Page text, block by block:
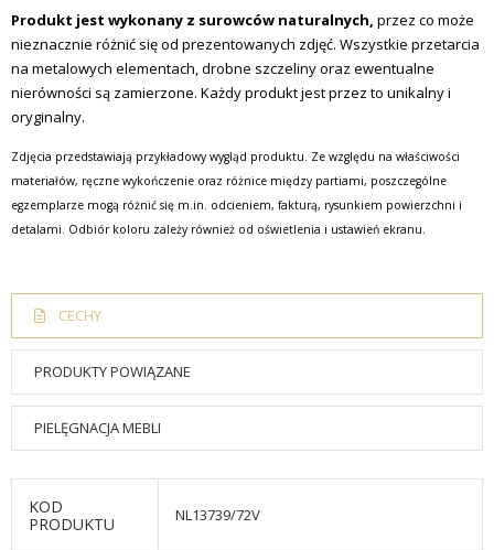
Produkt jest wykonany z surowców naturalnych, przez co może
nieznacznie różnić się od prezentowanych zdjęć. Wszystkie przetarcia
na metalowych elementach, drobne szczeliny oraz ewentualne
nierówności są zamierzone. Każdy produkt jest przez to unikalny i
oryginalny.
Zdjęcia przedstawiają przykładowy wygląd produktu. Ze względu na właściwości
materiałów, ręczne wykończenie oraz różnice między partiami, poszczególne
egzemplarze mogą różnić się m.in. odcieniem, fakturą, rysunkiem powierzchni i
detalami. Odbiór koloru zależy również od oświetlenia i ustawień ekranu.
CECHY
PRODUKTY POWIĄZANE
PIELĘGNACJA MEBLI
KOD
PRODUKTU
NL13739/72V